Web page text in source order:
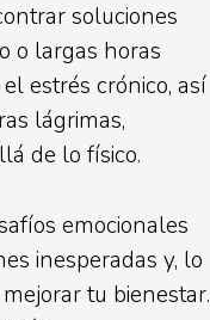
soluciones
o largas horas
el estrés crónico, así
lágrimas,
de lo físico.
emocionales
inesperadas y, lo
tu bienestar.